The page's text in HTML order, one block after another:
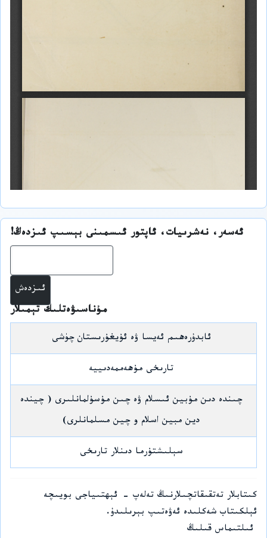
ئەسەر، نەشرىيات، ئاپتور ئىسمىنى بېسىپ ئىزدەڭ!
مۇناسىۋەتلىك تېمىلار
ئابدۇرەھىم ئەيسا ۋە ئۇيغۇرىستان چۈشى
تارىخى مۇھەممەدىييە
چىندە دىن مۇبين ئىسلام ۋە چىن مۇسۇلمانلىرى ( چيندە
دين مبين اسلام و چين مسلمانلرى)
سېلىشتۇرما دىنلار تارىخى
كىتابلار تەتقىقاتچىلارنىڭ تەلەپ - ئېھتىياجى بويىچە
ئېلكىتاب شەكلىدە ئەۋەتىپ بېرىلىدۇ.
ئىلتىماس قىلىڭ